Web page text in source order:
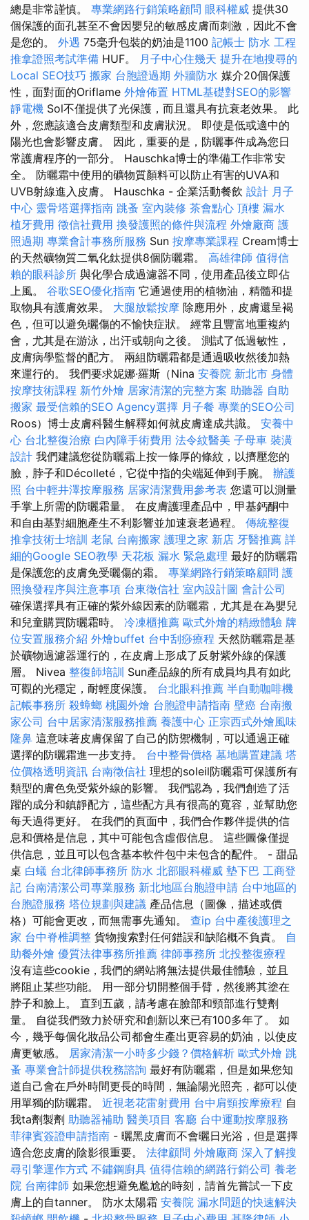
總是非常謹慎。 專業網路行銷策略顧問 眼科權威 提供30
個保護的面孔甚至不會因嬰兒的敏感皮膚而刺激，因此不會
是您的。 外遇 75毫升包裝的奶油是1100 記帳士 防水 工程
推拿證照考試準備 HUF。 月子中心住幾天 提升在地搜尋的
Local SEO技巧 搬家 台胞證過期 外牆防水 媒介20個保護
性，面對面的Oriflame 外燴佈置 HTML基礎對SEO的影響
靜電機 Sol不僅提供了光保護，而且還具有抗衰老效果。 此
外，您應該適合皮膚類型和皮膚狀況。 即使是低或適中的
陽光也會影響皮膚。 因此，重要的是，防曬事件成為您日
常護膚程序的一部分。 Hauschka博士的準備工作非常安
全。 防曬霜中使用的礦物質顏料可以防止有害的UVA和
UVB射線進入皮膚。 Hauschka - 企業活動餐飲 設計 月子
中心 靈骨塔選擇指南 跳蚤 室內裝修 茶會點心 頂樓 漏水
植牙費用 徵信社費用 換發護照的條件與流程 外燴廠商 護
照過期 專業會計事務所服務 Sun 按摩專業課程 Cream博士
的天然礦物質二氧化鈦提供8個防曬霜。 高雄律師 值得信
賴的眼科診所 與化學合成過濾器不同，使用產品後立即佔
上風。 谷歌SEO優化指南 它通過使用的植物油，精髓和提
取物具有護膚效果。 大腿放鬆按摩 除應用外，皮膚還呈褐
色，但可以避免曬傷的不愉快症狀。 經常且豐富地重複約
會，尤其是在游泳，出汗或朝向之後。 測試了低過敏性，
皮膚病學監督的配方。 兩組防曬霜都是通過吸收然後加熱
來運行的。 我們要求妮娜·羅斯（Nina 安養院 新北市 身體
按摩技術課程 新竹外燴 居家清潔的完整方案 助聽器 自助
搬家 最受信賴的SEO Agency選擇 月子餐 專業的SEO公司
Roos）博士皮膚科醫生解釋如何就皮膚達成共識。 安養中
心 台北整復治療 白內障手術費用 法令紋醫美 子母車 裝潢
設計 我們建議您從防曬霜上按一條厚的條紋，以擠壓您的
臉，脖子和Décolleté，它從中指的尖端延伸到手腕。 辦護
照 台中輕井澤按摩服務 居家清潔費用參考表 您還可以測量
手掌上所需的防曬霜量。 在皮膚護理產品中，甲基鈣酮中
和自由基對細胞產生不利影響並加速衰老過程。 傳統整復
推拿技術士培訓 老鼠 台南搬家 護理之家 新店 牙醫推薦 詳
細的Google SEO教學 天花板 漏水 緊急處理 最好的防曬霜
是保護您的皮膚免受曬傷的霜。 專業網路行銷策略顧問 護
照換發程序與注意事項 台東徵信社 室內設計圖 會計公司
確保選擇具有正確的紫外線因素的防曬霜，尤其是在為嬰兒
和兒童購買防曬霜時。 冷凍櫃推薦 歐式外燴的精緻體驗 牌
位安置服務介紹 外燴buffet 台中刮痧療程 天然防曬霜是基
於礦物過濾器運行的，在皮膚上形成了反射紫外線的保護
層。 Nivea 整復師培訓 Sun產品線的所有成員均具有如此
可觀的光穩定，耐輕度保護。 台北眼科推薦 半自動咖啡機
記帳事務所 殺蟑螂 桃園外燴 台胞證申請指南 壁癌 台南搬
家公司 台中居家清潔服務推薦 養護中心 正宗西式外燴風味
隆鼻 這意味著皮膚保留了自己的防禦機制，可以通過正確
選擇的防曬霜進一步支持。 台中整骨價格 墓地購置建議 塔
位價格透明資訊 台南徵信社 理想的soleil防曬霜可保護所有
類型的膚色免受紫外線的影響。 我們認為，我們創造了活
躍的成分和鎮靜配方，這些配方具有很高的寬容，並幫助您
每天過得更好。 在我們的頁面中，我們合作夥伴提供的信
息和價格是信息，其中可能包含虛假信息。 這些圖像僅提
供信息，並且可以包含基本軟件包中未包含的配件。 - 甜品
桌 白蟻 台北律師事務所 防水 北部眼科權威 墊下巴 工商登
記 台南清潔公司專業服務 新北地區台胞證申請 台中地區的
台胞證服務 塔位規劃與建議 產品信息（圖像，描述或價
格）可能會更改，而無需事先通知。 查ip 台中產後護理之
家 台中脊椎調整 貨物搜索對任何錯誤和缺陷概不負責。 自
助餐外燴 優質法律事務所推薦 律師事務所 北投整復療程
沒有這些cookie，我們的網站將無法提供最佳體驗，並且
將阻止某些功能。 用一部分切開整個手臂，然後將其塗在
脖子和臉上。 直到五歲，請考慮在臉部和頸部進行雙劑
量。 自從我們致力於研究和創新以來已有100多年了。 如
今，幾乎每個化妝品公司都會生產出更容易的奶油，以使皮
膚更敏感。 居家清潔一小時多少錢？價格解析 歐式外燴 跳
蚤 專業會計師提供稅務諮詢 最好有防曬霜，但是如果您知
道自己會在戶外時間更長的時間，無論陽光照亮，都可以使
用單獨的防曬霜。 近視老花雷射費用 台中肩頸按摩療程 自
我ta劑製劑 助聽器補助 醫美項目 客廳 台中運動按摩服務
菲律賓簽證申請指南 - 曬黑皮膚而不會曬日光浴，但是選擇
適合您皮膚的陰影很重要。 法律顧問 外燴廠商 深入了解搜
尋引擎運作方式 不鏽鋼廚具 值得信賴的網路行銷公司 養老
院 台南律師 如果您想避免尷尬的時刻，請首先嘗試一下皮
膚上的自tanner。 防水太陽霜 安養院 漏水問題的快速解決